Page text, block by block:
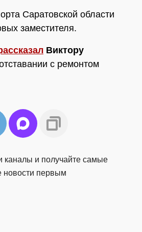
Саратовской области
заместителя.
Виктору
с ремонтом
каналы и получайте самые
новости первым